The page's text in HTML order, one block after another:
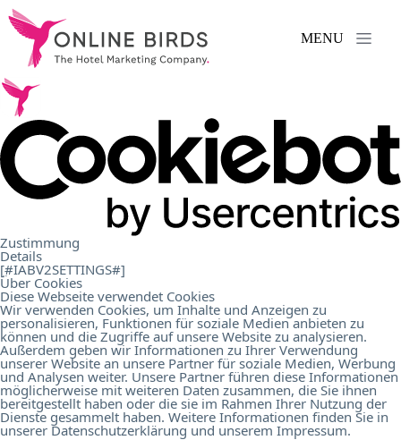
Zustimmung
Details
[#IABV2SETTINGS#]
Über Cookies
Diese Webseite verwendet Cookies
Wir verwenden Cookies, um Inhalte und Anzeigen zu
personalisieren, Funktionen für soziale Medien anbieten zu
können und die Zugriffe auf unsere Website zu analysieren.
Außerdem geben wir Informationen zu Ihrer Verwendung
unserer Website an unsere Partner für soziale Medien, Werbung
und Analysen weiter. Unsere Partner führen diese Informationen
möglicherweise mit weiteren Daten zusammen, die Sie ihnen
bereitgestellt haben oder die sie im Rahmen Ihrer Nutzung der
Dienste gesammelt haben. Weitere Informationen finden Sie in
unserer Datenschutzerklärung und unserem Impressum.
Serviços
Referências .
nós.
Carreira.
Contacto.
MENU